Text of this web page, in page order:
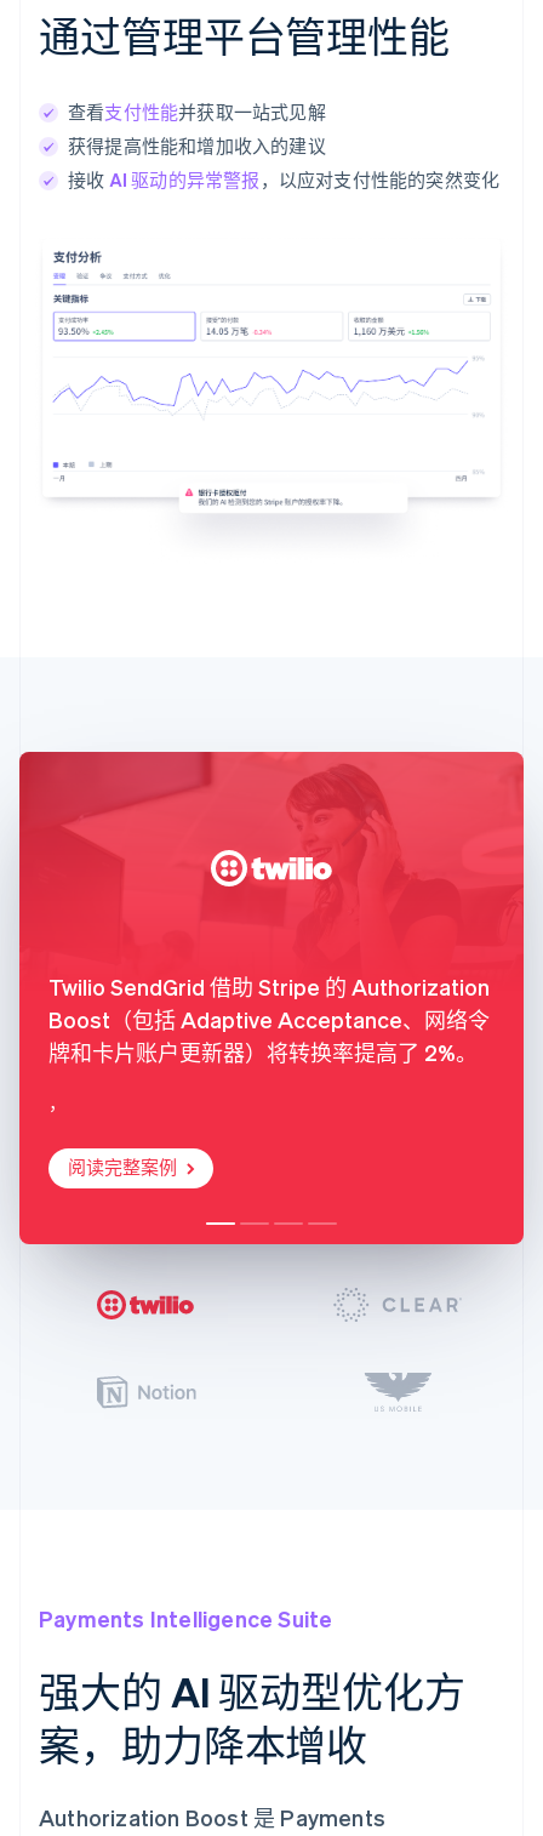
通过管理平台管理性能
查看支付性能并获取一站式见解
获得提高性能和增加收入的建议
接收 AI 驱动的异常警报 ，以应对支付性能的突然变化
Twilio SendGrid 借助 Stripe 的 Authorization
Boost（包括 Adaptive Acceptance、网络令
牌和卡片账户更新器）将转换率提高了 2%。
，
阅读完整案例
Payments Intelligence Suite
强大的 AI 驱动型优化方
案，助力降本增收
Authorization Boost 是 Payments